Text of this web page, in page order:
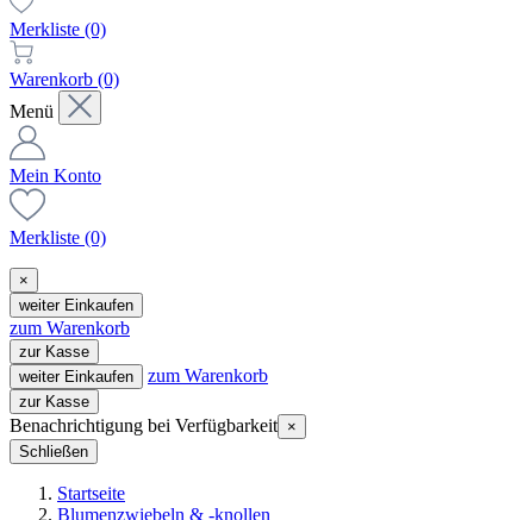
Merkliste (0)
Warenkorb (0)
Menü
Mein Konto
Merkliste (0)
×
weiter Einkaufen
zum Warenkorb
zur Kasse
weiter Einkaufen
zum Warenkorb
zur Kasse
Benachrichtigung bei Verfügbarkeit ×
Schließen
Startseite
Blumenzwiebeln & -knollen